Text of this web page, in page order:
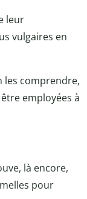
leur
vulgaires en
les comprendre,
employées à
là encore,
pour